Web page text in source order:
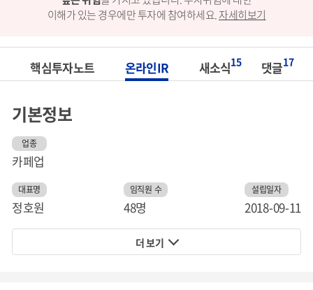
이해가 있는 경우에만 투자에 참여하세요.자세히보기
핵심투자노트 온라인IR 새소식15 댓글17
기본정보
업종
카페업
대표명
정호원
임직원 수
48명
설립일자
2018-09-11
더 보기